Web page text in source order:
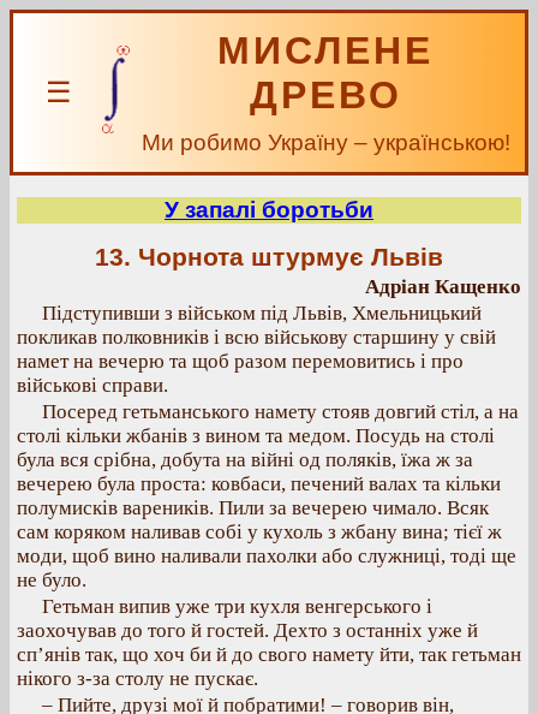
☰
МИСЛЕНЕ
ДРЕВО
Ми робимо Україну – українською!
У запалі боротьби
13. Чорнота штурмує Львів
Адріан Кащенко
Підступивши з військом під Львів, Хмельницький
покликав полковників і всю військову старшину у свій
намет на вечерю та щоб разом перемовитись і про
військові справи.
Посеред гетьманського намету стояв довгий стіл, а на
столі кільки жбанів з вином та медом. Посудь на столі
була вся срібна, добута на війні од поляків, їжа ж за
вечерею була проста: ковбаси, печений валах та кільки
полумисків вареників. Пили за вечерею чимало. Всяк
сам коряком наливав собі у кухоль з жбану вина; тієї ж
моди, щоб вино наливали пахолки або служниці, тоді ще
не було.
Гетьман випив уже три кухля венгерського і
заохочував до того й гостей. Дехто з останніх уже й
сп’янів так, що хоч би й до свого намету йти, так гетьман
нікого з-за столу не пускає.
– Пийте, друзі мої й побратими! – говорив він,